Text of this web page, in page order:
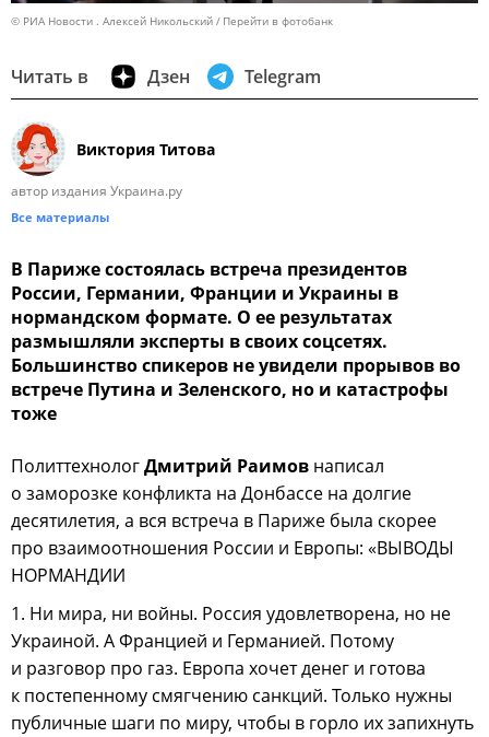
© РИА Новости . Алексей Никольский Перейти в фотобанк
Читать в Дзен Telegram
Виктория Титова
автор издания Украина.ру
Все материалы
В Париже состоялась встреча президентов
России, Германии, Франции и Украины в
нормандском формате. О ее результатах
размышляли эксперты в своих соцсетях.
Большинство спикеров не увидели прорывов во
встрече Путина и Зеленского, но и катастрофы
тоже
ПолиттехнологДмитрий Раимов написал
о заморозке конфликта на Донбассе на долгие
десятилетия, а вся встреча в Париже была скорее
про взаимоотношения России и Европы: «ВЫВОДЫ
НОРМАНДИИ
1. Ни мира, ни войны. Россия удовлетворена, но не
Украиной. А Францией и Германией. Потому
и разговор про газ. Европа хочет денег и готова
к постепенному смягчению санкций. Только нужны
публичные шаги по миру, чтобы в горло их запихнуть